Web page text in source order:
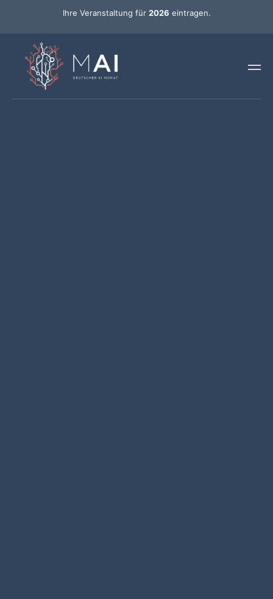
Ihre Veranstaltung für 2026 eintragen.